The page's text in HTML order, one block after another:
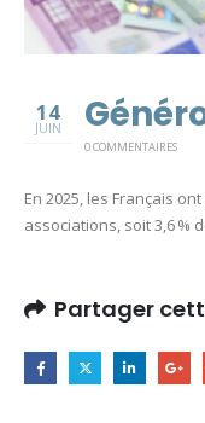
14
JUIN
0 COMMENTAIRES
En 2025, les Français
associations, soit 3,6 %
Partager